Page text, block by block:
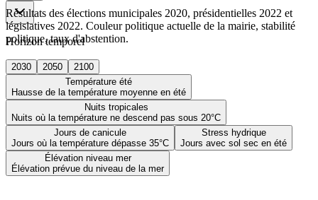
Horizon temporel
2030 2050
2100
Température été
Hausse de la température moyenne en été
Nuits tropicales
Nuits où la température ne descend pas sous 20°C
Jours de canicule
Jours où la température dépasse 35°C
Stress hydrique
Jours avec sol sec en été
Élévation niveau mer
Élévation prévue du niveau de la mer
Résultats des élections municipales 2020, présidentielles 2022 et
législatives 2022. Couleur politique actuelle de la mairie, stabilité
politique, taux d'abstention.